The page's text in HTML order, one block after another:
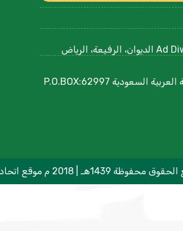
Ad Diwan Rd, Ar Rafiah, Riyadh 12752, Saudi Arabia الديوان، الرفيعة، الرياض
مجمع الأمير فيصل بن فهد الأولمبية اللجنة الأولمبية العربية السعودية P.O.BOX:62997
1439هـ | 2018 م موقع اتحاد اللجان الاولمبية الوطنية العربية ©